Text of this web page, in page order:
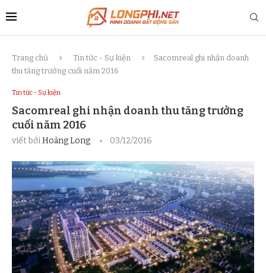
Trang chủ Tin tức - Sự kiện
Sacomreal ghi nhận doanh
thu tăng trưởng cuối năm 2016
Tin tức - Sự kiện
Sacomreal ghi nhận doanh thu tăng trưởng
cuối năm 2016
viết bởiHoàng Long 03/12/2016